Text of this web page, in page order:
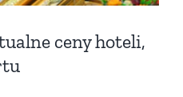
ceny hoteli,